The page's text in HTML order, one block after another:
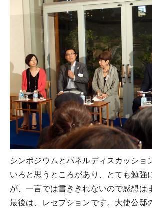
シンポジウムとパネルディスカッショ
いろと思うところがあり、とても勉強
が、一言では書ききれないので感想は
最後は、レセプションです。大使公邸